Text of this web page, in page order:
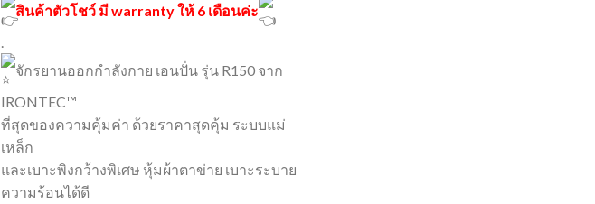
สินค้าตัวโชว์ มี warranty ให้ 6 เดือนค่ะ
จักรยานออกกำลังกาย เอนปั่น รุ่น R150 จาก
IRONTEC™
ที่สุดของความคุ้มค่า ด้วยราคาสุดคุ้ม ระบบแม่
เหล็ก
และเบาะพิงกว้างพิเศษ หุ้มผ้าตาข่าย เบาะระบาย
ความร้อนได้ดี